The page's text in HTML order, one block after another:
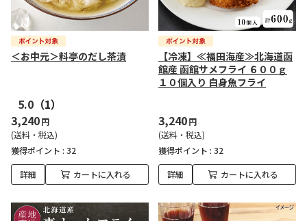
＜お中元＞料亭のだし茶漬
5.0 （1）
3,240円
(送料・税込)
獲得ポイント : 32
詳細 カートに入れる
【冷凍】≪福田海産≫北海道函
館産 函館サメフライ ６００ｇ
１０個入り 白身魚フライ
3,240円
(送料・税込)
獲得ポイント : 32
詳細 カートに入れる